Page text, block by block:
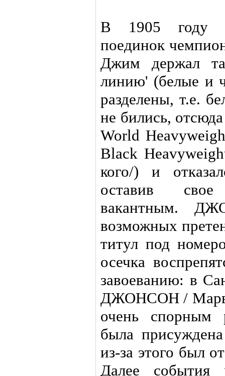
В 1905 году
поединок
Джим держал
линию' (белые и
разделены, т.е.
не бились,
World
Black
кого/) и
оставив
вакантным.
возможных
титул под
осечка
завоеванию: в
ДЖОНСОН /
очень спорным
была
из-за этого был
Далее события